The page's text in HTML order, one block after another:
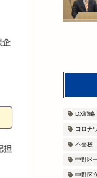
DX戦略
コロナ
不登校
中野区
中野区